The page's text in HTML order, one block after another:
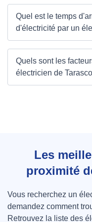
Quel est le temps
d'électricité par un
Quels sont les
électricien de
Les
proximité
Vous recherchez un
demandez comment
Retrouvez la liste des